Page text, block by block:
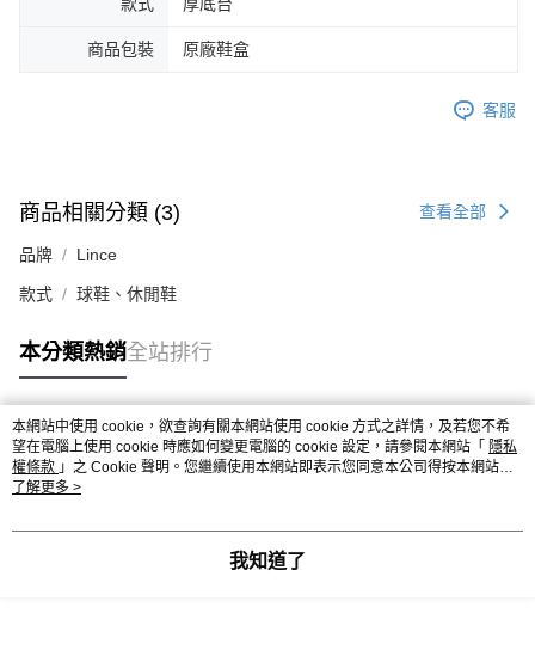
商品包裝 原廠鞋盒
客服
商品相關分類 (3) 查看全部
品牌 Lince
款式 球鞋、休閒鞋
本分類熱銷全站排行
熱門標籤
本網站中使用 cookie，欲查詢有關本網站使用 cookie 方式之詳情，及若您不希
望在電腦上使用 cookie 時應如何變更電腦的 cookie 設定，請參閱本網站「 隱私
權條款 」之 Cookie 聲明。您繼續使用本網站即表示您同意本公司得按本網站使
用條款之 Cookie 聲明使用 cookie。
了解更多 >
我知道了